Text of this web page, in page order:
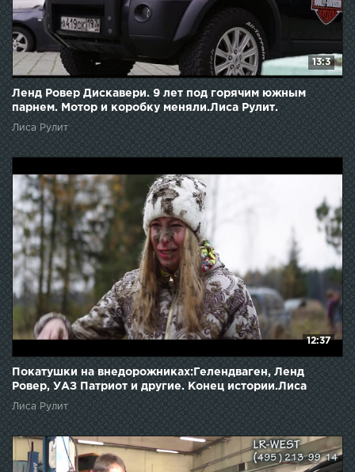
13:3
Ленд Ровер Дискавери. 9 лет под горячим южным
парнем. Мотор и коробку меняли.Лиса Рулит.
Лиса Рулит
12:37
Покатушки на внедорожниках:Гелендваген, Ленд
Ровер, УАЗ Патриот и другие. Конец истории.Лиса
Рулит.
Лиса Рулит